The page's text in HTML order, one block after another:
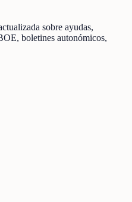
sobre ayudas,
boletines autonómicos,